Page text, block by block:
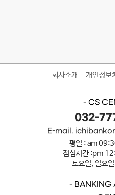
회사소개 개인정보
- CS
032-
E-mail.
평일 : am
점심시간 :pm
토요일, 일요
- BANKING